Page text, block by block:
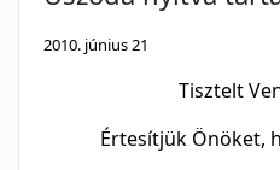
2010. június 21
Tisztelt
Értesítjük Önöket,